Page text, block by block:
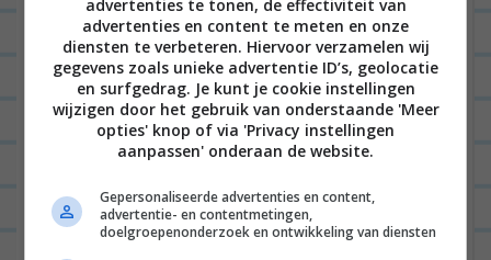
z’n twee op een terras neergestreken met thee en
strudel. Mjam, wat heerlijk. Zonnetje erbij, niets
meer aan doen.
advertenties te tonen, de effectiviteit van
advertenties en content te meten en onze
diensten te verbeteren. Hiervoor verzamelen wij
gegevens zoals unieke advertentie ID’s, geolocatie
en surfgedrag. Je kunt je cookie instellingen
wijzigen door het gebruik van onderstaande 'Meer
opties' knop of via 'Privacy instellingen
aanpassen' onderaan de website.
Gepersonaliseerde advertenties en content,
advertentie- en contentmetingen,
doelgroepenonderzoek en ontwikkeling van diensten